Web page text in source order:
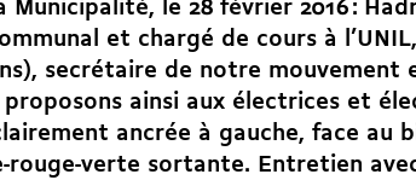
Municipalité, le 28 février 2016 :
et chargé de cours à
secrétaire de notre mouvement
ainsi aux électrices et
ancrée à gauche, face au
rouge-verte sortante. Entretien